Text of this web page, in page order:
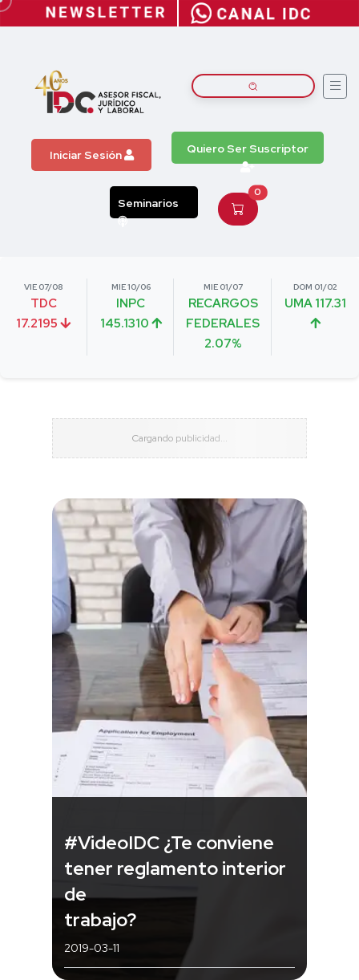
Iniciar Sesión Quiero Ser Suscriptor
Seminarios
0
VIE 07/08
TDC
17.2195
MIE 10/06
INPC
145.1310
MIE 01/07
RECARGOS
FEDERALES
2.07%
DOM 01/02
UMA 117.31
#VideoIDC ¿Te conviene
tener reglamento interior
de
trabajo?
2019-03-11